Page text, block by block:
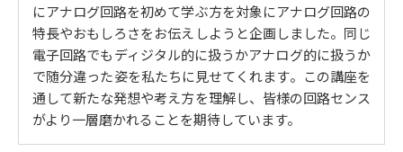
にアナログ回路を初めて学ぶ方を対象にアナログ回路の
特長やおもしろさをお伝えしようと企画しました。同じ
電子回路でもディジタル的に扱うかアナログ的に扱うか
で随分違った姿を私たちに見せてくれます。この講座を
通して新たな発想や考え方を理解し、皆様の回路センス
がより一層磨かれることを期待しています。